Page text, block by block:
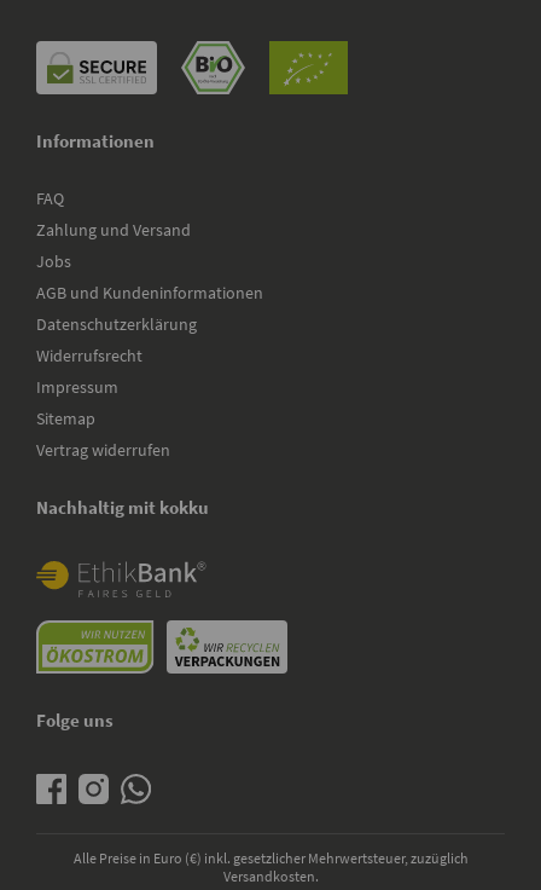
Informationen
FAQ
Zahlung und Versand
Jobs
AGB und Kundeninformationen
Datenschutzerklärung
Widerrufsrecht
Impressum
Sitemap
Vertrag widerrufen
Nachhaltig mit kokku
Folge uns
Alle Preise in Euro (€) inkl. gesetzlicher Mehrwertsteuer, zuzüglich
Versandkosten.